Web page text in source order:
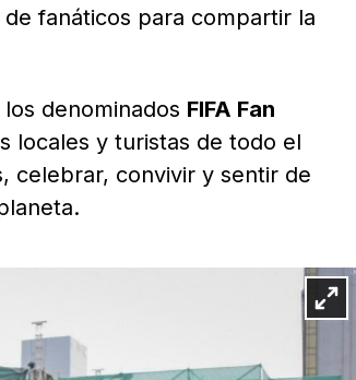
fanáticos para compartir la
denominados FIFA Fan
locales y turistas de todo el
celebrar, convivir y sentir de